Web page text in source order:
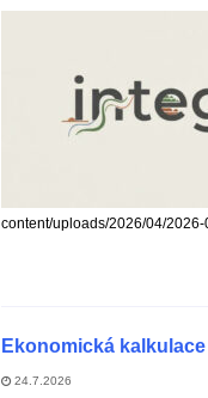
content/uploads/2026/04/
Ekonomická kalkulace
24.7.2026